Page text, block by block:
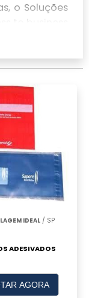
o Soluções
to business
Para
impresso
em um ou
IDEAL / SP
ADESIVADOS
AGORA